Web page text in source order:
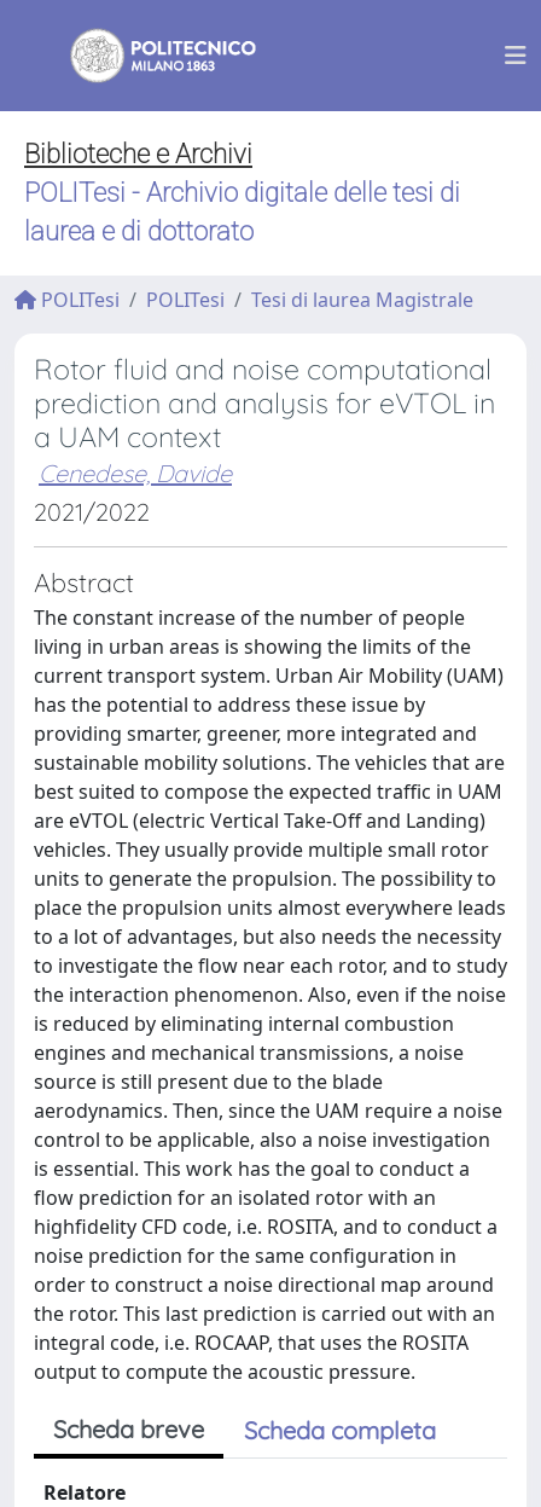
Biblioteche e Archivi
POLITesi - Archivio digitale delle tesi di
laurea e di dottorato
POLITesi POLITesi Tesi di laurea Magistrale
Rotor fluid and noise computational
prediction and analysis for eVTOL in
a UAM context
Cenedese, Davide
2021/2022
Abstract
The constant increase of the number of people
living in urban areas is showing the limits of the
current transport system. Urban Air Mobility (UAM)
has the potential to address these issue by
providing smarter, greener, more integrated and
sustainable mobility solutions. The vehicles that are
best suited to compose the expected traffic in UAM
are eVTOL (electric Vertical Take-Off and Landing)
vehicles. They usually provide multiple small rotor
units to generate the propulsion. The possibility to
place the propulsion units almost everywhere leads
to a lot of advantages, but also needs the necessity
to investigate the flow near each rotor, and to study
the interaction phenomenon. Also, even if the noise
is reduced by eliminating internal combustion
engines and mechanical transmissions, a noise
source is still present due to the blade
aerodynamics. Then, since the UAM require a noise
control to be applicable, also a noise investigation
is essential. This work has the goal to conduct a
flow prediction for an isolated rotor with an
highfidelity CFD code, i.e. ROSITA, and to conduct a
noise prediction for the same configuration in
order to construct a noise directional map around
the rotor. This last prediction is carried out with an
integral code, i.e. ROCAAP, that uses the ROSITA
output to compute the acoustic pressure.
Scheda breve Scheda completa
Relatore